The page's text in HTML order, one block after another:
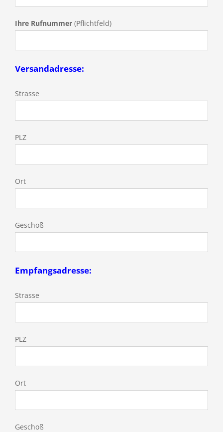
Ihre Rufnummer (Pflichtfeld)
Versandadresse:
Strasse
PLZ
Ort
Geschoß
Empfangsadresse:
Strasse
PLZ
Ort
Geschoß